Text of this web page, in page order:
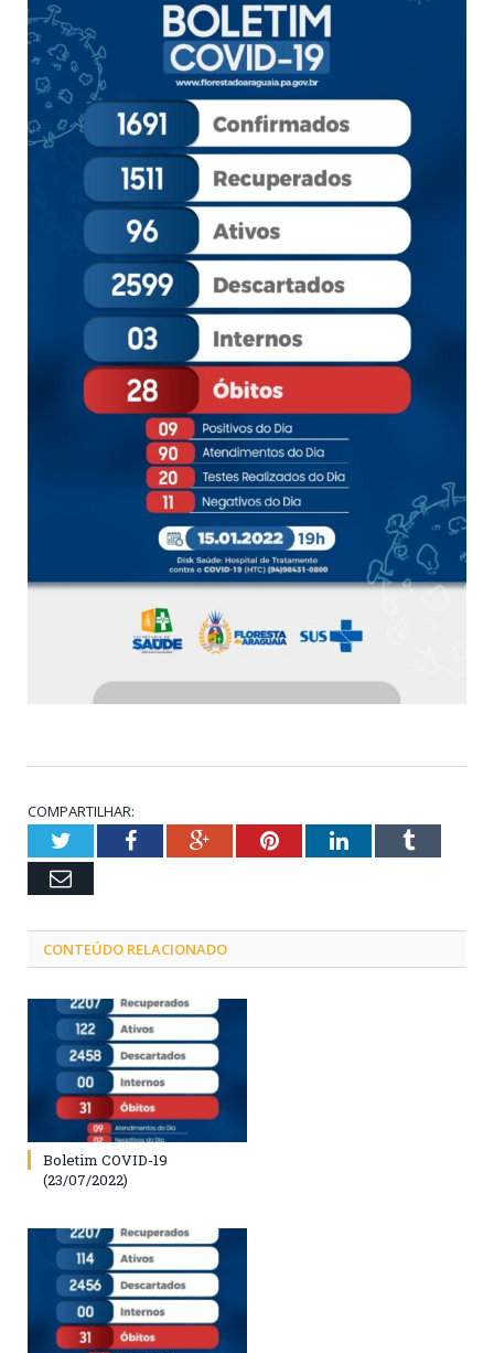
COMPARTILHAR:
TwitterFacebookGoogle+PinterestLinkedInTumblr
Email
CONTEÚDO RELACIONADO
Boletim COVID-19
(23/07/2022)